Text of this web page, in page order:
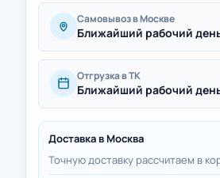
Самовывоз в Москве
Ближайший рабочий
Отгрузка в ТК
Ближайший рабочий
Доставка в Москва
Точную доставку рассчитаем в